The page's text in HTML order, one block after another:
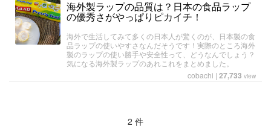
海外製ラップの品質は？日本の食品ラップ
の優秀さがやっぱりピカイチ！
海外で生活してみて多くの日本人が驚くのが、日本製の食
品ラップの使いやすさなんだそうです！実際のところ海外
製のラップの使い勝手や安全性って、どうなんでしょう？
気になる海外製ラップのあれこれをまとめました。
cobachi | 27,733 view
2 件